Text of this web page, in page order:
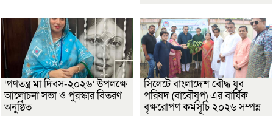
‘গণতন্ত্র মা দিবস-২০২৬’ উপলক্ষে
আলোচনা সভা ও পুরস্কার বিতরণ
অনুষ্ঠিত
সিলেটে বাংলাদেশ বৌদ্ধ যুব
পরিষদ (বাবৌযুপ) এর বার্ষিক
বৃক্ষরোপণ কর্মসূচি ২০২৬ সম্পন্ন